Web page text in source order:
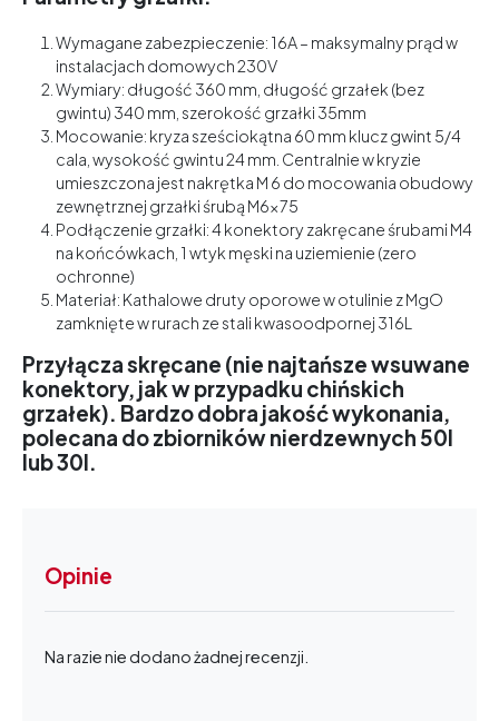
Wymagane zabezpieczenie: 16A – maksymalny prąd w
instalacjach domowych 230V
Wymiary: długość 360 mm, długość grzałek (bez
gwintu) 340 mm, szerokość grzałki 35mm
Mocowanie: kryza sześciokątna 60 mm klucz gwint 5/4
cala, wysokość gwintu 24 mm. Centralnie w kryzie
umieszczona jest nakrętka M 6 do mocowania obudowy
zewnętrznej grzałki śrubą M6x75
Podłączenie grzałki: 4 konektory zakręcane śrubami M4
na końcówkach, 1 wtyk męski na uziemienie (zero
ochronne)
Materiał: Kathalowe druty oporowe w otulinie z MgO
zamknięte w rurach ze stali kwasoodpornej 316L
Przyłącza skręcane (nie najtańsze wsuwane
konektory, jak w przypadku chińskich
grzałek). Bardzo dobra jakość wykonania,
polecana do zbiorników nierdzewnych 50l
lub 30l.
Opinie
Na razie nie dodano żadnej recenzji.